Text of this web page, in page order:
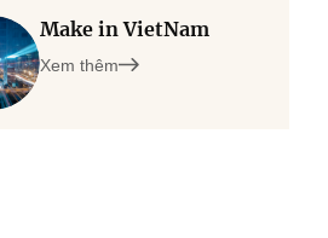
Make in VietNam
Xem thêm